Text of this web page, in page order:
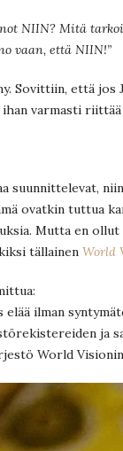
NIIN? Mitä
vaan, että NIIN!”
Sovittiin, että jos
varmasti
suunnittelevat,
ovatkin tuttua
Mutta en ollut
tällainen World
elää ilman
ja
World Visionin